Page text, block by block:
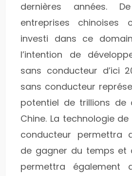
dernières années.
entreprises chinoises
investi dans ce
l’intention de
sans conducteur d’ici
sans conducteur
potentiel de trillions de
Chine. La technologie
conducteur permettra
de gagner du temps et
permettra également